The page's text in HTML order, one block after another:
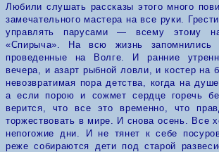
Любили слушать рассказы этого много
замечательного мастера на все руки.
управлять парусами — всему этому
«Спирыча». На всю жизнь запомнились
проведенные на Волге. И ранние
вечера, и азарт рыбной ловли, и костер на
невозвратимая пора детства, когда на
а если порою и сожмет сердце горечь
верится, что все это временно, что
торжествовать в мире. И снова осень. Все
непогожие дни. И не тянет к себе
реже собираются дети под старой